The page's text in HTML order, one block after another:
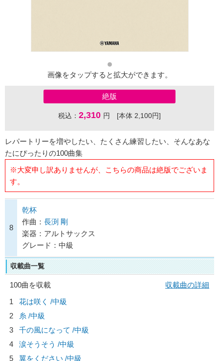
画像をタップすると拡大ができます。
絶版
税込： 2,310 円 [本体 2,100円]
レパートリーを増やしたい、たくさん練習したい、そんなあな
たにぴったりの100曲集
※大変申し訳ありませんが、こちらの商品は絶版でございま
す。
8
乾杯
作曲： 長渕 剛
楽器：アルトサックス
グレード：中級
収載曲一覧
100曲を収載
収載曲の詳細
1
花は咲く /中級
2
糸 /中級
3
千の風になって /中級
4
涙そうそう /中級
5
翼をください /中級